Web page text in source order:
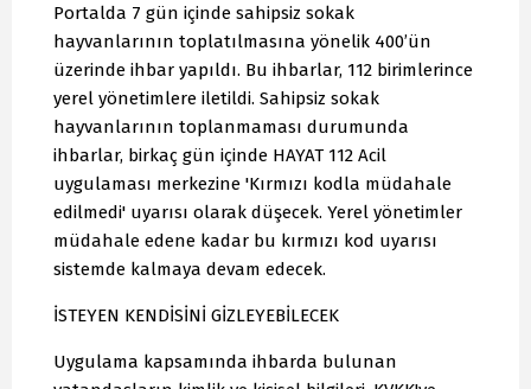
Portalda 7 gün içinde sahipsiz sokak
hayvanlarının toplatılmasına yönelik 400’ün
üzerinde ihbar yapıldı. Bu ihbarlar, 112 birimlerince
yerel yönetimlere iletildi. Sahipsiz sokak
hayvanlarının toplanmaması durumunda
ihbarlar, birkaç gün içinde HAYAT 112 Acil
uygulaması merkezine 'Kırmızı kodla müdahale
edilmedi' uyarısı olarak düşecek. Yerel yönetimler
müdahale edene kadar bu kırmızı kod uyarısı
sistemde kalmaya devam edecek.
İSTEYEN KENDİSİNİ GİZLEYEBİLECEK
Uygulama kapsamında ihbarda bulunan